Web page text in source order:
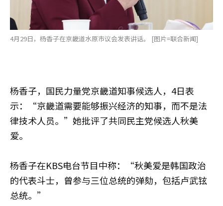
4月29日，杨香子在京畿道水原市议会发表讲话。 [图片=联合新闻]
杨香子，国民力量党京畿道知事候选人，4日表
示：“京畿道需要能够振兴经济的知事，而不是法
律技术人员。”她批评了共同民主党候选人秋美
爱。
杨香子在KBS电台节目中称：“秋美爱是韩国政治
的代表斗士，曾参与三位总统的弹劾，包括卢武铉
总统。”